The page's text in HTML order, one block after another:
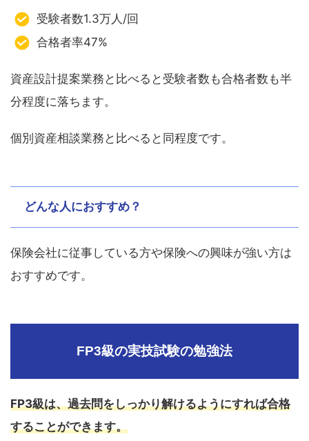
受験者数1.3万人/回
合格者率47%
資産設計提案業務と比べると受験者数も合格者数も半
分程度に落ちます。
個別資産相談業務と比べると同程度です。
どんな人におすすめ？
保険会社に従事している方や保険への興味が強い方は
おすすめです。
FP3級の実技試験の勉強法
FP3級は、過去問をしっかり解けるようにすれば合格
することができます。